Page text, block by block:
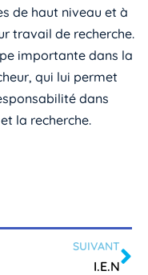
de haut niveau et à
travail de recherche.
importante dans la
qui lui permet
dans
la recherche.
SUIVANT
I.E.N